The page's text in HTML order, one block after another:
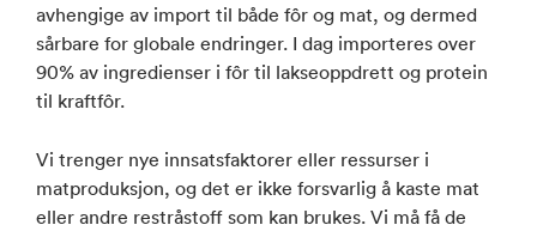
avhengige av import til både fôr og mat, og dermed
sårbare for globale endringer. I dag importeres over
90% av ingredienser i fôr til lakseoppdrett og protein
til kraftfôr.
Vi trenger nye innsatsfaktorer eller ressurser i
matproduksjon, og det er ikke forsvarlig å kaste mat
eller andre restråstoff som kan brukes. Vi må få de